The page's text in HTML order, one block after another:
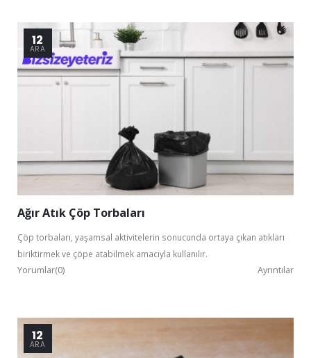
12
ARA
Ağır Atık Çöp Torbaları
Çöp torbaları, yaşamsal aktivitelerin sonucunda ortaya çıkan atıkları
biriktirmek ve çöpe atabilmek amacıyla kullanılır.
Yorumlar(0) Ayrıntılar
12
ARA